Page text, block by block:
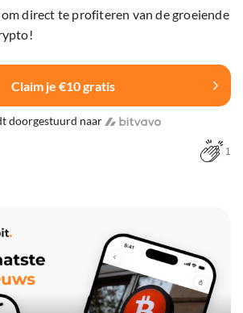
direct te profiteren van de groeiende
Claim je €10 gratis
doorgestuurd naar
1